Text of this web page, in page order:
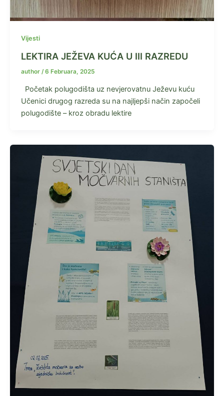
Vijesti
LEKTIRA JEŽEVA KUĆA U III RAZREDU
author /6 Februara, 2025
Početak polugodišta uz nevjerovatnu Ježevu kuću
Učenici drugog razreda su na najljepši način započeli
polugodište – kroz obradu lektire